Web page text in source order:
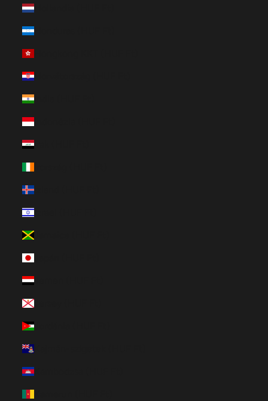
Hollandia (HUF Ft)
Honduras (HUF Ft)
Horvátország (HUF Ft)
India (HUF Ft)
Indonézia (HUF Ft)
Irak (HUF Ft)
Izland (HUF Ft)
Izrael (HUF Ft)
Jamaica (HUF Ft)
Jemen (HUF Ft)
Jersey (HUF Ft)
Jordánia (HUF Ft)
Kambodzsa (HUF Ft)